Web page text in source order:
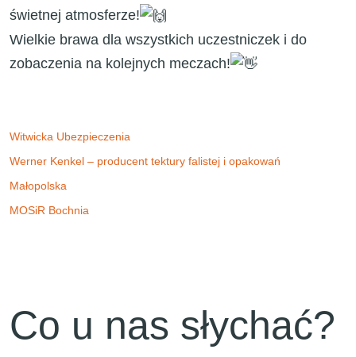
świetnej atmosferze!
​Wielkie brawa dla wszystkich uczestniczek i do
zobaczenia na kolejnych meczach!
Witwicka Ubezpieczenia
Werner Kenkel – producent tektury falistej i opakowań
Małopolska
MOSiR Bochnia
Co u nas słychać?